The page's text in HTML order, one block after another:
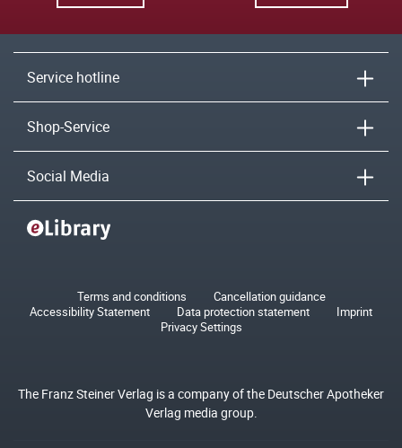
Service hotline
Shop-Service
Social Media
Terms and conditions
Cancellation guidance
Accessibility Statement
Data protection statement
Imprint
Privacy Settings
The Franz Steiner Verlag is a company of the Deutscher Apotheker
Verlag media group.